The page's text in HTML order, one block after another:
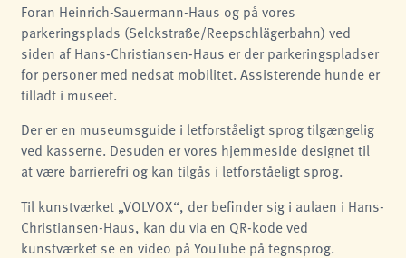
Foran Heinrich-Sauermann-Haus og på vores
parkeringsplads (Selckstraße/Reepschlägerbahn) ved
siden af Hans-Christiansen-Haus er der parkeringspladser
for personer med nedsat mobilitet. Assisterende hunde er
tilladt i museet.
Der er en museumsguide i letforståeligt sprog tilgængelig
ved kasserne. Desuden er vores hjemmeside designet til
at være barrierefri og kan tilgås i letforståeligt sprog.
Til kunstværket „VOLVOX“, der befinder sig i aulaen i Hans-
Christiansen-Haus, kan du via en QR-kode ved
kunstværket se en video på YouTube på tegnsprog.